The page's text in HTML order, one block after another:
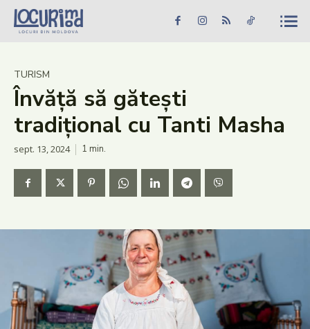
Caută în site... Căutare
Știri
Evenimente
Dezvoltare rurală
Turism
Vinării
Patrimoniu
Produs Acasă
TURISM
Învăță să gătești
tradițional cu Tanti Masha
sept. 13, 2024 1 min.